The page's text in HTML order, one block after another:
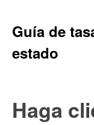
Guía de
estado
Haga